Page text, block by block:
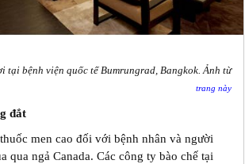
tại bệnh viện quốc tế Bumrungrad, Bangkok. Ảnh từ
trang này
đắt
men cao đối với bệnh nhân và người
qua ngả Canada. Các công ty bào chế tại